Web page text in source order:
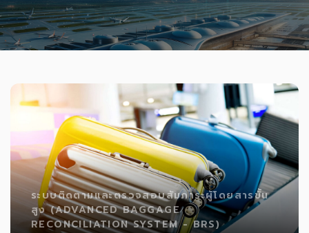
ระบบติดตามและตรวจสอบสัมภาระผู้โดยสารขั้น
สูง (ADVANCED BAGGAGE
RECONCILIATION SYSTEM - BRS)